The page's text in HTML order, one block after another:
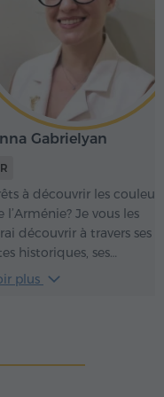
Gabrielyan
à découvrir les couleurs
l’Arménie? Je vous les
découvrir à travers ses
historiques, ses
exceptionnels,
aussi ses chants et ses
plus